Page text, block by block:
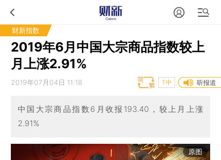
财新指数
2019年6月中国大宗商品指数较上
月上涨2.91%
2019年07月04日 11:18 听报道
T中
中国大宗商品指数6月收报193.40，较上月上涨
2.91%
原图